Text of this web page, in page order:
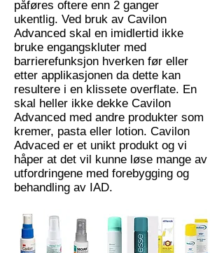
påføres oftere enn 2 ganger
ukentlig. Ved bruk av Cavilon
Advanced skal en imidlertid ikke
bruke engangskluter med
barrierefunksjon hverken før eller
etter applikasjonen da dette kan
resultere i en klissete overflate. En
skal heller ikke dekke Cavilon
Advanced med andre produkter som
kremer, pasta eller lotion. Cavilon
Advaced er et unikt produkt og vi
håper at det vil kunne løse mange av
utfordringene med forebygging og
behandling av IAD.